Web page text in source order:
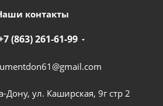
контакты
(863) 261-61-99
Дону, ул. Каширская, 9г стр 2